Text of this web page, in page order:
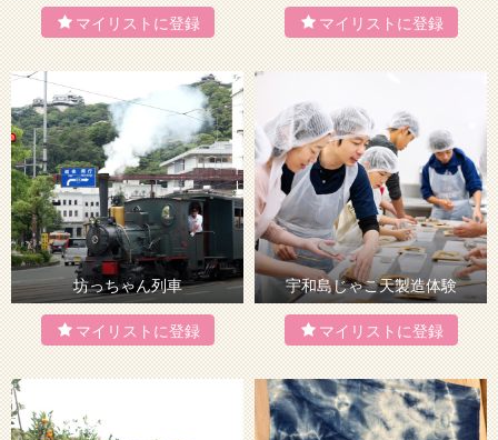
坊っちゃん列車 宇和島じゃこ天製造体験